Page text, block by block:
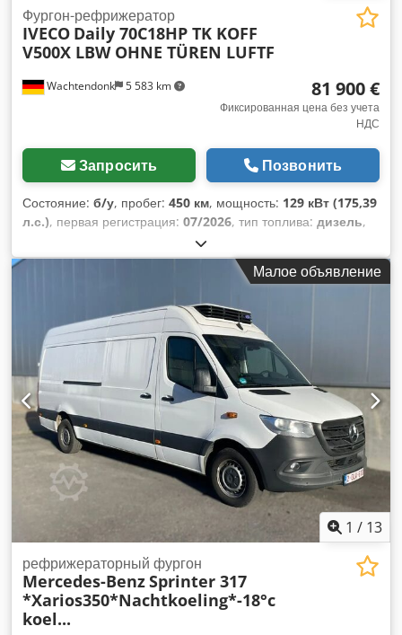
Wachtendonk 5 583 km
Фургон-рефрижератор
IVECO Daily 70C18HP TK KOFF
V500X LBW OHNE TÜREN LUFTF
81 900 €
Фиксированная цена без учета
НДС
Запросить Позвонить
Состояние: б/у, пробег: 450 км, мощность: 129 кВт (175,39
л.с.), первая регистрация: 07/2026, тип топлива: дизель,
белый
механический, класс выбросов:Евро 6, количество мест:
, ширина пространства
Оборудование:ABS, гидроборт, кондиционер,
отопитель стояночный, сажевый фильтр,
центральный замок, электронная программа
стабилизации (ESP) ,
Малое объявление
1 / 13
рефрижераторный фургон
Mercedes-BenzSprinter 317
*Xarios350*Nachtkoeling*-18°c
koel...